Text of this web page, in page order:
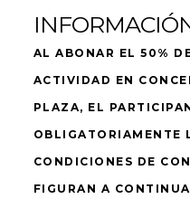
AL ABONAR EL 50%
ACTIVIDAD EN
PLAZA, EL
OBLIGATORIAMENTE
CONDICIONES DE
FIGURAN A